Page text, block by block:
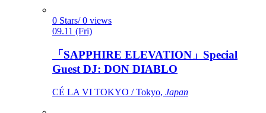
0 Stars/ 0 views
09.11 (Fri)
「SAPPHIRE ELEVATION」Special
Guest DJ: DON DIABLO
CÉ LA VI TOKYO / Tokyo, Japan